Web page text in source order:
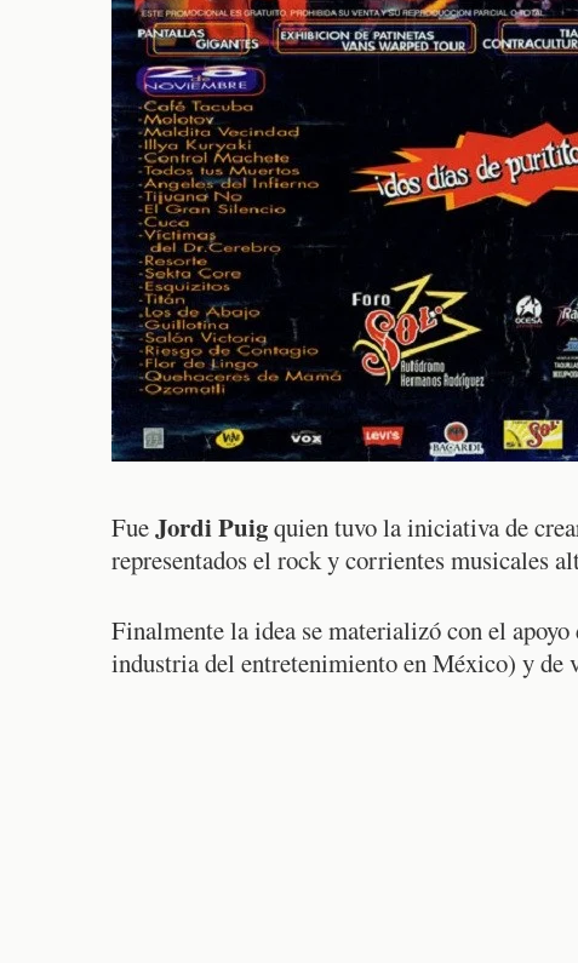
FueJordi Puigquien tuvo la iniciativa de
representados el rock y corrientes musicales
Finalmente la idea se materializó con el apoyo
industria del entretenimiento en México) y de